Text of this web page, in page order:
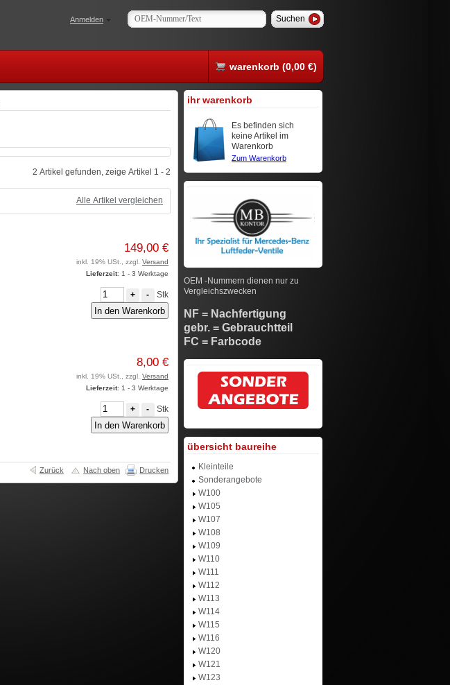
warenkorb (0,00 €)
Anmelden
2 Artikel gefunden, zeige Artikel 1 - 2
Alle Artikel vergleichen
149,00 €
inkl. 19% USt., zzgl. Versand
Lieferzeit: 1 - 3 Werktage
+ - Stk
8,00 €
inkl. 19% USt., zzgl. Versand
Lieferzeit: 1 - 3 Werktage
+ - Stk
Zurück Nach oben Drucken
ihr warenkorb
Es befinden sich
keine Artikel im
Warenkorb
Zum Warenkorb
OEM -Nummern dienen nur zu
Vergleichszwecken
NF = Nachfertigung
gebr. = Gebrauchtteil
FC = Farbcode
übersicht baureihe
Kleinteile
Sonderangebote
W100
W105
W107
W108
W109
W110
W111
W112
W113
W114
W115
W116
W120
W121
W123